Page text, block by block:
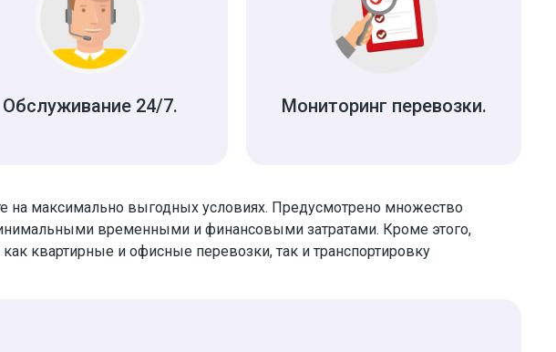
Обслуживание 24/7. Мониторинг перевозки.
на максимально выгодных условиях. Предусмотрено множество
временными и финансовыми затратами. Кроме этого,
квартирные и офисные перевозки, так и транспортировку